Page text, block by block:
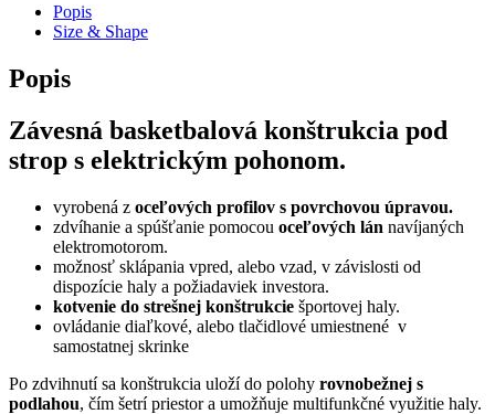
Popis
Size & Shape
Popis
Závesná basketbalová konštrukcia pod
strop s elektrickým pohonom.
vyrobená z oceľových profilov s povrchovou úpravou.
zdvíhanie a spúšťanie pomocou oceľových lán navíjaných
elektromotorom.
možnosť sklápania vpred, alebo vzad, v závislosti od
dispozície haly a požiadaviek investora.
kotvenie do strešnej konštrukcie športovej haly.
ovládanie diaľkové, alebo tlačidlové umiestnené v
samostatnej skrinke
Po zdvihnutí sa konštrukcia uloží do polohy rovnobežnej s
podlahou, čím šetrí priestor a umožňuje multifunkčné využitie haly.